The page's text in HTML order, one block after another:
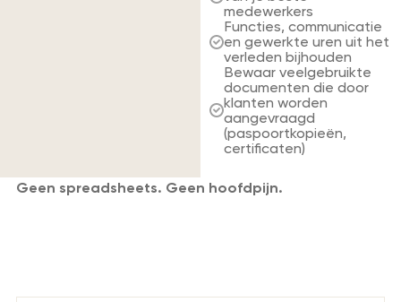
medewerkers
Functies, communicatie
en gewerkte uren uit het
verleden bijhouden
Bewaar veelgebruikte
documenten die door
klanten worden
aangevraagd
(paspoortkopieën,
certificaten)
Geen spreadsheets. Geen hoofdpijn.